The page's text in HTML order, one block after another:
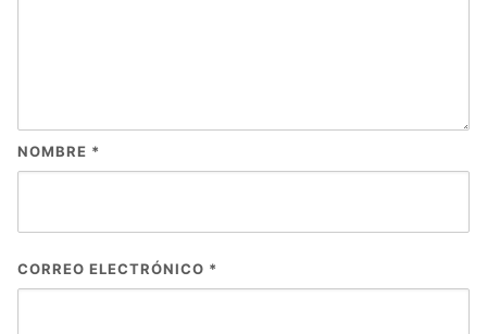
NOMBRE *
CORREO ELECTRÓNICO *